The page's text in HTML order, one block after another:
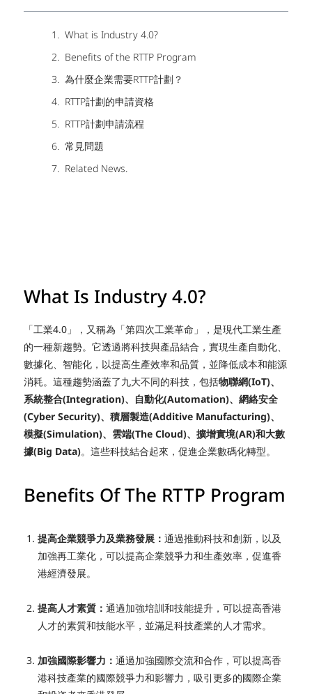
What is Industry 4.0?
Benefits of the RTTP Program
為什麼企業需要RTTP計劃？
RTTP計劃的申請資格
RTTP計劃申請流程
常見問題
Related News.
What Is Industry 4.0?
「工業4.0」，又稱為「第四次工業革命」，是現代工業生產
的一種新趨勢。它透過將科技與產品結合，實現生產自動化、
數據化、智能化，以提高生產效率和品質，並降低成本和能源
消耗。這種趨勢涵蓋了九大不同的科技，包括物聯網(IoT)、
系統整合(Integration)、自動化(Automation)、網絡安全
(Cyber Security)、積層製造(Additive Manufacturing)、
模擬(Simulation)、雲端(The Cloud)、擴增實境(AR)和大數
據(Big Data)。這些科技結合起來，促進企業數碼化轉型。
Benefits Of The RTTP Program
提高企業競爭力及業務發展：通過推動科技和創新，以及
加強再工業化，可以提高企業競爭力和生產效率，促進香
港經濟發展。
提高人才素質：通過加強培訓和技能提升，可以提高香港
人才的素質和技能水平，並滿足科技產業的人才需求。
加強國際影響力：通過加強國際交流和合作，可以提高香
港科技產業的國際競爭力和影響力，吸引更多的國際企業